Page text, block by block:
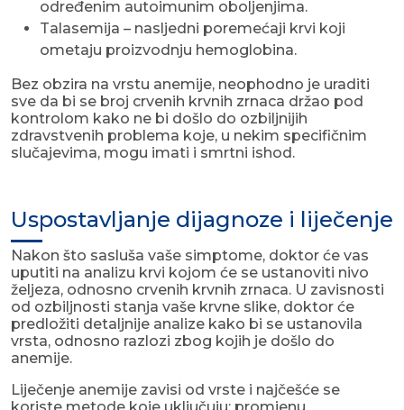
određenim autoimunim oboljenjima.
Talasemija – nasljedni poremećaji krvi koji
ometaju proizvodnju hemoglobina.
Bez obzira na vrstu anemije, neophodno je uraditi
sve da bi se broj crvenih krvnih zrnaca držao pod
kontrolom kako ne bi došlo do ozbiljnijih
zdravstvenih problema koje, u nekim specifičnim
slučajevima, mogu imati i smrtni ishod.
Uspostavljanje dijagnoze i liječenje
Nakon što sasluša vaše simptome, doktor će vas
uputiti na analizu krvi kojom će se ustanoviti nivo
željeza, odnosno crvenih krvnih zrnaca. U zavisnosti
od ozbiljnosti stanja vaše krvne slike, doktor će
predložiti detaljnije analize kako bi se ustanovila
vrsta, odnosno razlozi zbog kojih je došlo do
anemije.
Liječenje anemije zavisi od vrste i najčešće se